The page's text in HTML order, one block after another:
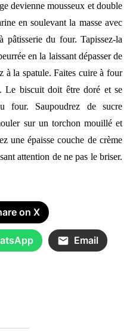
devienne mousseux et double
en soulevant la masse avec
pâtisserie du four. Tapissez-la
en la laissant dépasser de
à la spatule. Faites cuire à four
Le biscuit doit être doré et se
four. Saupoudrez de sucre
sur un torchon mouillé et
une épaisse couche de crème
attention de ne pas le briser.
on X
Email